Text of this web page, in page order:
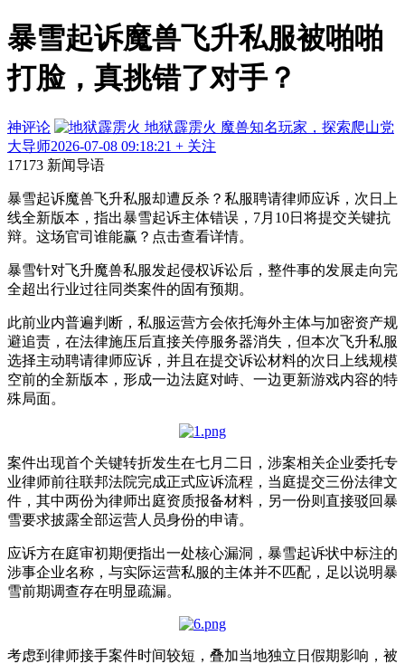
暴雪起诉魔兽飞升私服被啪啪
打脸，真挑错了对手？
神评论 地狱霹雳火 魔兽知名玩家，探索爬山党
大导师2026-07-08 09:18:21 + 关注
17173 新闻导语
暴雪起诉魔兽飞升私服却遭反杀？私服聘请律师应诉，次日上
线全新版本，指出暴雪起诉主体错误，7月10日将提交关键抗
辩。这场官司谁能赢？点击查看详情。
暴雪针对飞升魔兽私服发起侵权诉讼后，整件事的发展走向完
全超出行业过往同类案件的固有预期。
此前业内普遍判断，私服运营方会依托海外主体与加密资产规
避追责，在法律施压后直接关停服务器消失，但本次飞升私服
选择主动聘请律师应诉，并且在提交诉讼材料的次日上线规模
空前的全新版本，形成一边法庭对峙、一边更新游戏内容的特
殊局面。
案件出现首个关键转折发生在七月二日，涉案相关企业委托专
业律师前往联邦法院完成正式应诉流程，当庭提交三份法律文
件，其中两份为律师出庭资质报备材料，另一份则直接驳回暴
雪要求披露全部运营人员身份的申请。
应诉方在庭审初期便指出一处核心漏洞，暴雪起诉状中标注的
涉事企业名称，与实际运营私服的主体并不匹配，足以说明暴
雪前期调查存在明显疏漏。
考虑到律师接手案件时间较短，叠加当地独立日假期影响，被